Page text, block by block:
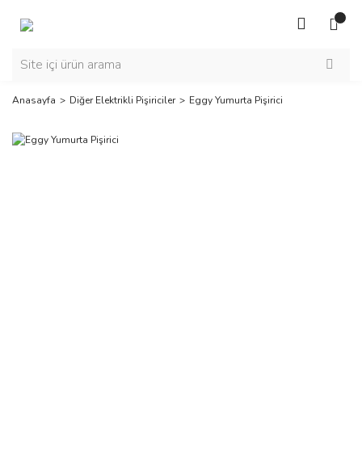
Anasayfa Diğer Elektrikli Pişiriciler Eggy Yumurta Pişirici